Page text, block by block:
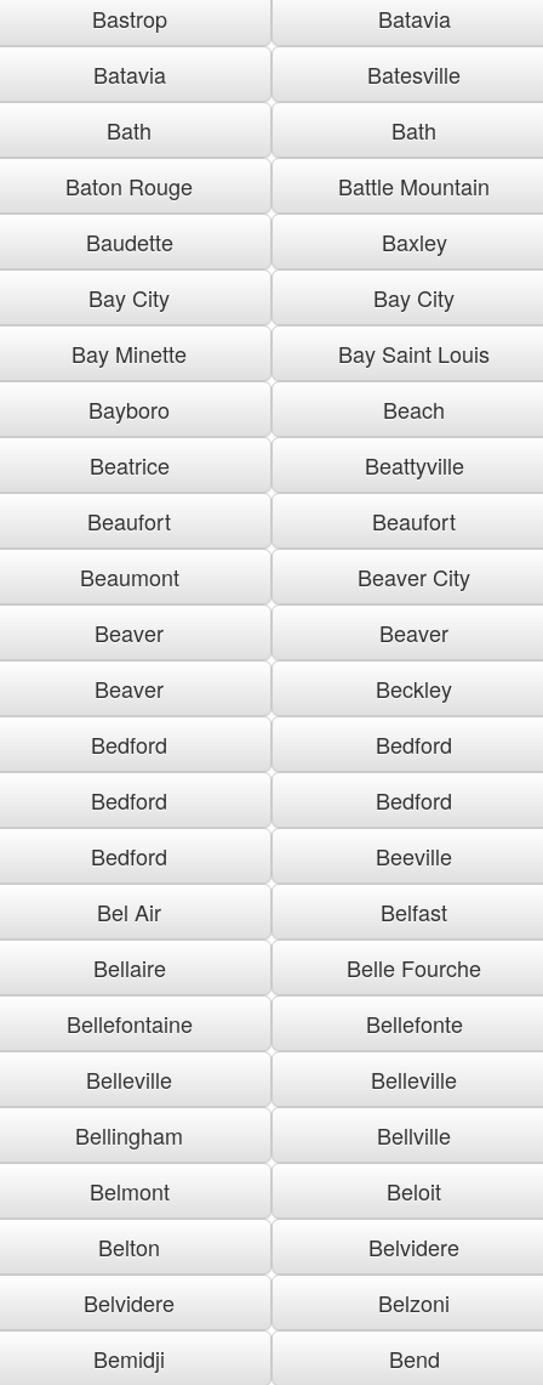
Bastrop
Batavia
Batavia
Batesville
Bath
Bath
Baton Rouge
Battle Mountain
Baudette
Baxley
Bay City
Bay City
Bay Minette
Bay Saint Louis
Bayboro
Beach
Beatrice
Beattyville
Beaufort
Beaufort
Beaumont
Beaver City
Beaver
Beaver
Beaver
Beckley
Bedford
Bedford
Bedford
Bedford
Bedford
Beeville
Bel Air
Belfast
Bellaire
Belle Fourche
Bellefontaine
Bellefonte
Belleville
Belleville
Bellingham
Bellville
Belmont
Beloit
Belton
Belvidere
Belvidere
Belzoni
Bemidji
Bend